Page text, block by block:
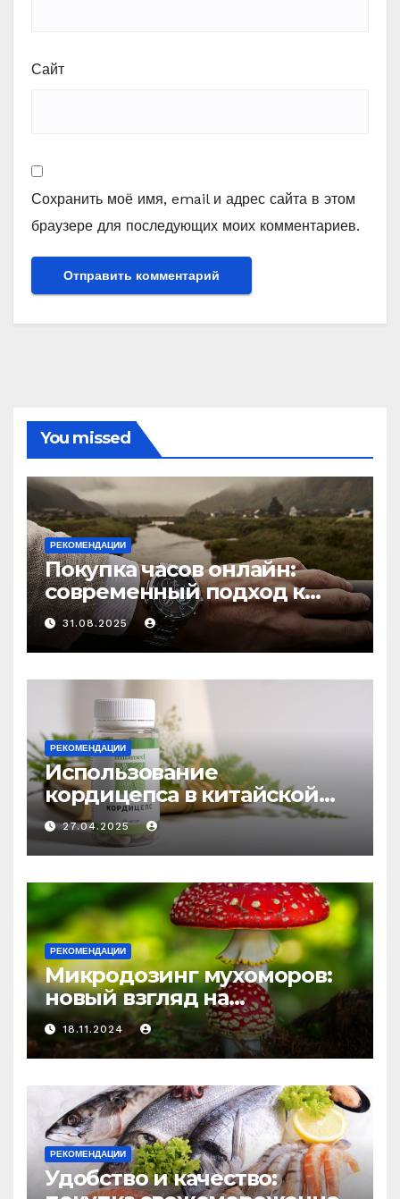
Сайт
Сохранить моё имя, email и адрес сайта в этом
браузере для последующих моих комментариев.
You missed
РЕКОМЕНДАЦИИ
Покупка часов онлайн:
современный подход к
выбору аксессуаров
31.08.2025
РЕКОМЕНДАЦИИ
Использование
кордицепса в китайской
медицине: природное
средство против усталости
и истощения
27.04.2025
РЕКОМЕНДАЦИИ
Микродозинг мухоморов:
новый взгляд на
психоделику
18.11.2024
РЕКОМЕНДАЦИИ
Удобство и качество: